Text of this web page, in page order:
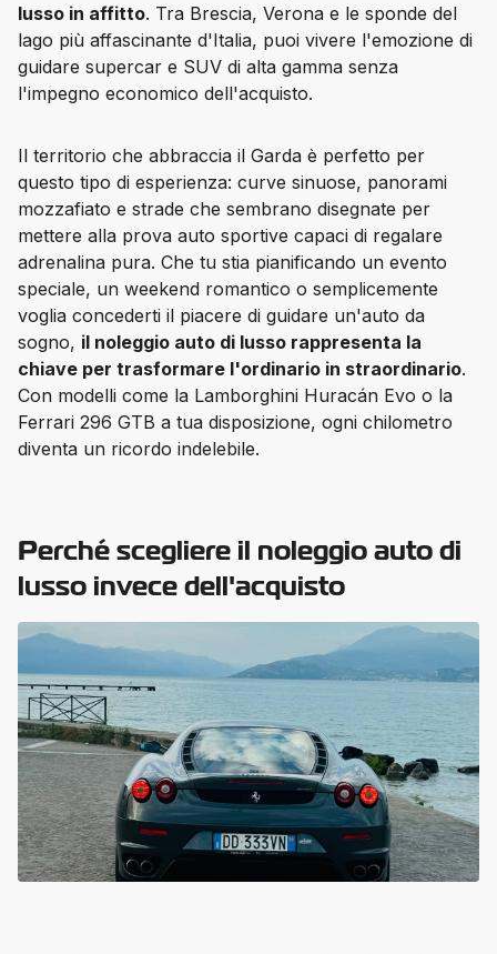
lusso in affitto. Tra Brescia, Verona e le sponde del
lago più affascinante d'Italia, puoi vivere l'emozione di
guidare supercar e SUV di alta gamma senza
l'impegno economico dell'acquisto.
Il territorio che abbraccia il Garda è perfetto per
questo tipo di esperienza: curve sinuose, panorami
mozzafiato e strade che sembrano disegnate per
mettere alla prova auto sportive capaci di regalare
adrenalina pura. Che tu stia pianificando un evento
speciale, un weekend romantico o semplicemente
voglia concederti il piacere di guidare un'auto da
sogno, il noleggio auto di lusso rappresenta la
chiave per trasformare l'ordinario in straordinario.
Con modelli come la Lamborghini Huracán Evo o la
Ferrari 296 GTB a tua disposizione, ogni chilometro
diventa un ricordo indelebile.
Perché scegliere il noleggio auto di
lusso invece dell'acquisto